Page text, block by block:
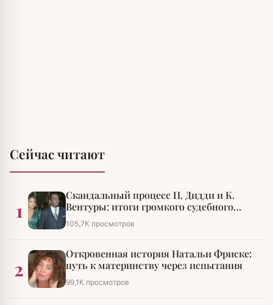
Сейчас читают
1
Скандальный процесс П. Дидди и К.
Вентуры: итоги громкого судебного
разбирательства
105,7К просмотров
2
Откровенная история Натальи Фриске:
путь к материнству через испытания
99,1К просмотров